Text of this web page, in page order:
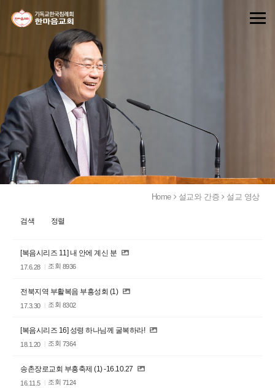
Home 설교와 간증 설교 영상
검색 정렬
[복음시리즈 11] 내 안에 계신 분
17.6.28 조회 8936
전북지역 부활복음 부흥성회 (1)
17.3.30 조회 8302
[복음시리즈 16] 성령 하나님께 굴복하라!
18.1.20 조회 7364
송촌장로교회 부흥축제 (1) -16.10.27
16.11.5 조회 7124